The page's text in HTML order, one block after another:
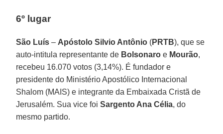
6º lugar
São Luís – Apóstolo Silvio Antônio (PRTB), que se
auto-intitula representante de Bolsonaro e Mourão,
recebeu 16.070 votos (3,14%). É fundador e
presidente do Ministério Apostólico Internacional
Shalom (MAIS) e integrante da Embaixada Cristã de
Jerusalém. Sua vice foiSargento Ana Célia, do
mesmo partido.